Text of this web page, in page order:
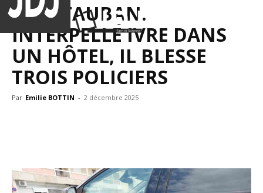
MONTAUBAN.
INTERPELLÉ IVRE DANS
UN HÔTEL, IL BLESSE
TROIS POLICIERS
Par Emilie BOTTIN - 2 décembre 2025